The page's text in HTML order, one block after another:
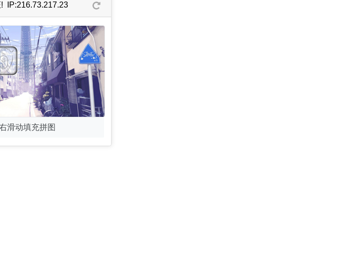
IP:216.73.217.23
滑动填充拼图